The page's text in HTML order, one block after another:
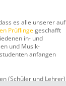
es alle unserer auf
Prüflingegeschafft
in- und
und Musik-
anfangen
(Schüler und Lehrer)